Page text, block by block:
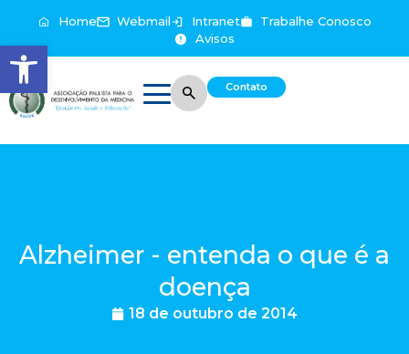
Abrir a barra de ferramentas
Home Webmail Intranet
Trabalhe Conosco
Avisos
Contato
Alzheimer - entenda o que é a
doença
18 de outubro de 2014